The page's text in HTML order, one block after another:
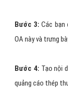
Bước 3: Các bạn
OA này và trưng
Bước 4: Tạo nội
quảng cáo thép